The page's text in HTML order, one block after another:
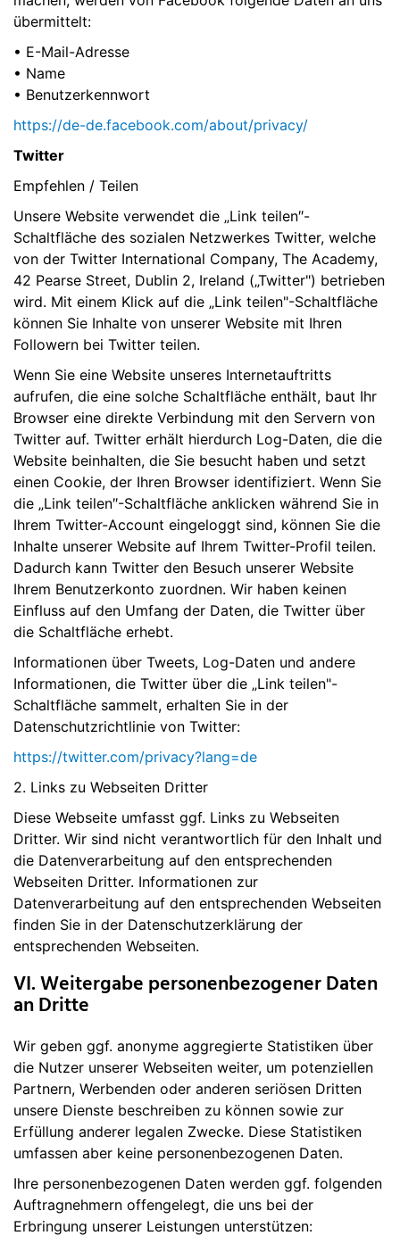
übermittelt:
• E-Mail-Adresse
• Name
• Benutzerkennwort
https://de-de.facebook.com/about/privacy/
Twitter
Empfehlen / Teilen
Unsere Website verwendet die „Link teilen″-
Schaltfläche des sozialen Netzwerkes Twitter, welche
von der Twitter International Company, The Academy,
42 Pearse Street, Dublin 2, Ireland („Twitter") betrieben
wird. Mit einem Klick auf die „Link teilen"-Schaltfläche
können Sie Inhalte von unserer Website mit Ihren
Followern bei Twitter teilen.
Wenn Sie eine Website unseres Internetauftritts
aufrufen, die eine solche Schaltfläche enthält, baut Ihr
Browser eine direkte Verbindung mit den Servern von
Twitter auf. Twitter erhält hierdurch Log-Daten, die die
Website beinhalten, die Sie besucht haben und setzt
einen Cookie, der Ihren Browser identifiziert. Wenn Sie
die „Link teilen″-Schaltfläche anklicken während Sie in
Ihrem Twitter-Account eingeloggt sind, können Sie die
Inhalte unserer Website auf Ihrem Twitter-Profil teilen.
Dadurch kann Twitter den Besuch unserer Website
Ihrem Benutzerkonto zuordnen. Wir haben keinen
Einfluss auf den Umfang der Daten, die Twitter über
die Schaltfläche erhebt.
Informationen über Tweets, Log-Daten und andere
Informationen, die Twitter über die „Link teilen"-
Schaltfläche sammelt, erhalten Sie in der
Datenschutzrichtlinie von Twitter:
https://twitter.com/privacy?lang=de
2. Links zu Webseiten Dritter
Diese Webseite umfasst ggf. Links zu Webseiten
Dritter. Wir sind nicht verantwortlich für den Inhalt und
die Datenverarbeitung auf den entsprechenden
Webseiten Dritter. Informationen zur
Datenverarbeitung auf den entsprechenden Webseiten
finden Sie in der Datenschutzerklärung der
entsprechenden Webseiten.
VI. Weitergabe personenbezogener Daten
an Dritte
Wir geben ggf. anonyme aggregierte Statistiken über
die Nutzer unserer Webseiten weiter, um potenziellen
Partnern, Werbenden oder anderen seriösen Dritten
unsere Dienste beschreiben zu können sowie zur
Erfüllung anderer legalen Zwecke. Diese Statistiken
umfassen aber keine personenbezogenen Daten.
Ihre personenbezogenen Daten werden ggf. folgenden
Auftragnehmern offengelegt, die uns bei der
Erbringung unserer Leistungen unterstützen: